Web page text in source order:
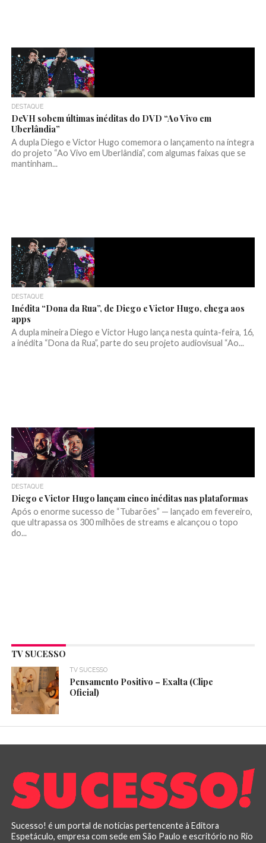
DESTAQUE
DeVH sobem últimas inéditas do DVD “Ao Vivo em
Uberlândia”
A dupla Diego e Victor Hugo comemora o lançamento na íntegra
do projeto “Ao Vivo em Uberlândia”, com algumas faixas que se
mantinham...
DESTAQUE
Inédita “Dona da Rua”, de Diego e Victor Hugo, chega aos
apps
A dupla mineira Diego e Victor Hugo lança nesta quinta-feira, 16,
a inédita “Dona da Rua”, parte do seu projeto audiovisual “Ao...
DESTAQUE
Diego e Victor Hugo lançam cinco inéditas nas plataformas
Após o enorme sucesso de “Tubarões” — lançado em fevereiro,
que ultrapassa os 300 milhões de streams e alcançou o topo
do...
TV SUCESSO
TV SUCESSO
Pensamento Positivo – Exalta (Clipe
Oficial)
Sucesso! é um portal de notícias pertencente à Editora
Espetáculo, empresa com sede em São Paulo e escritório no Rio